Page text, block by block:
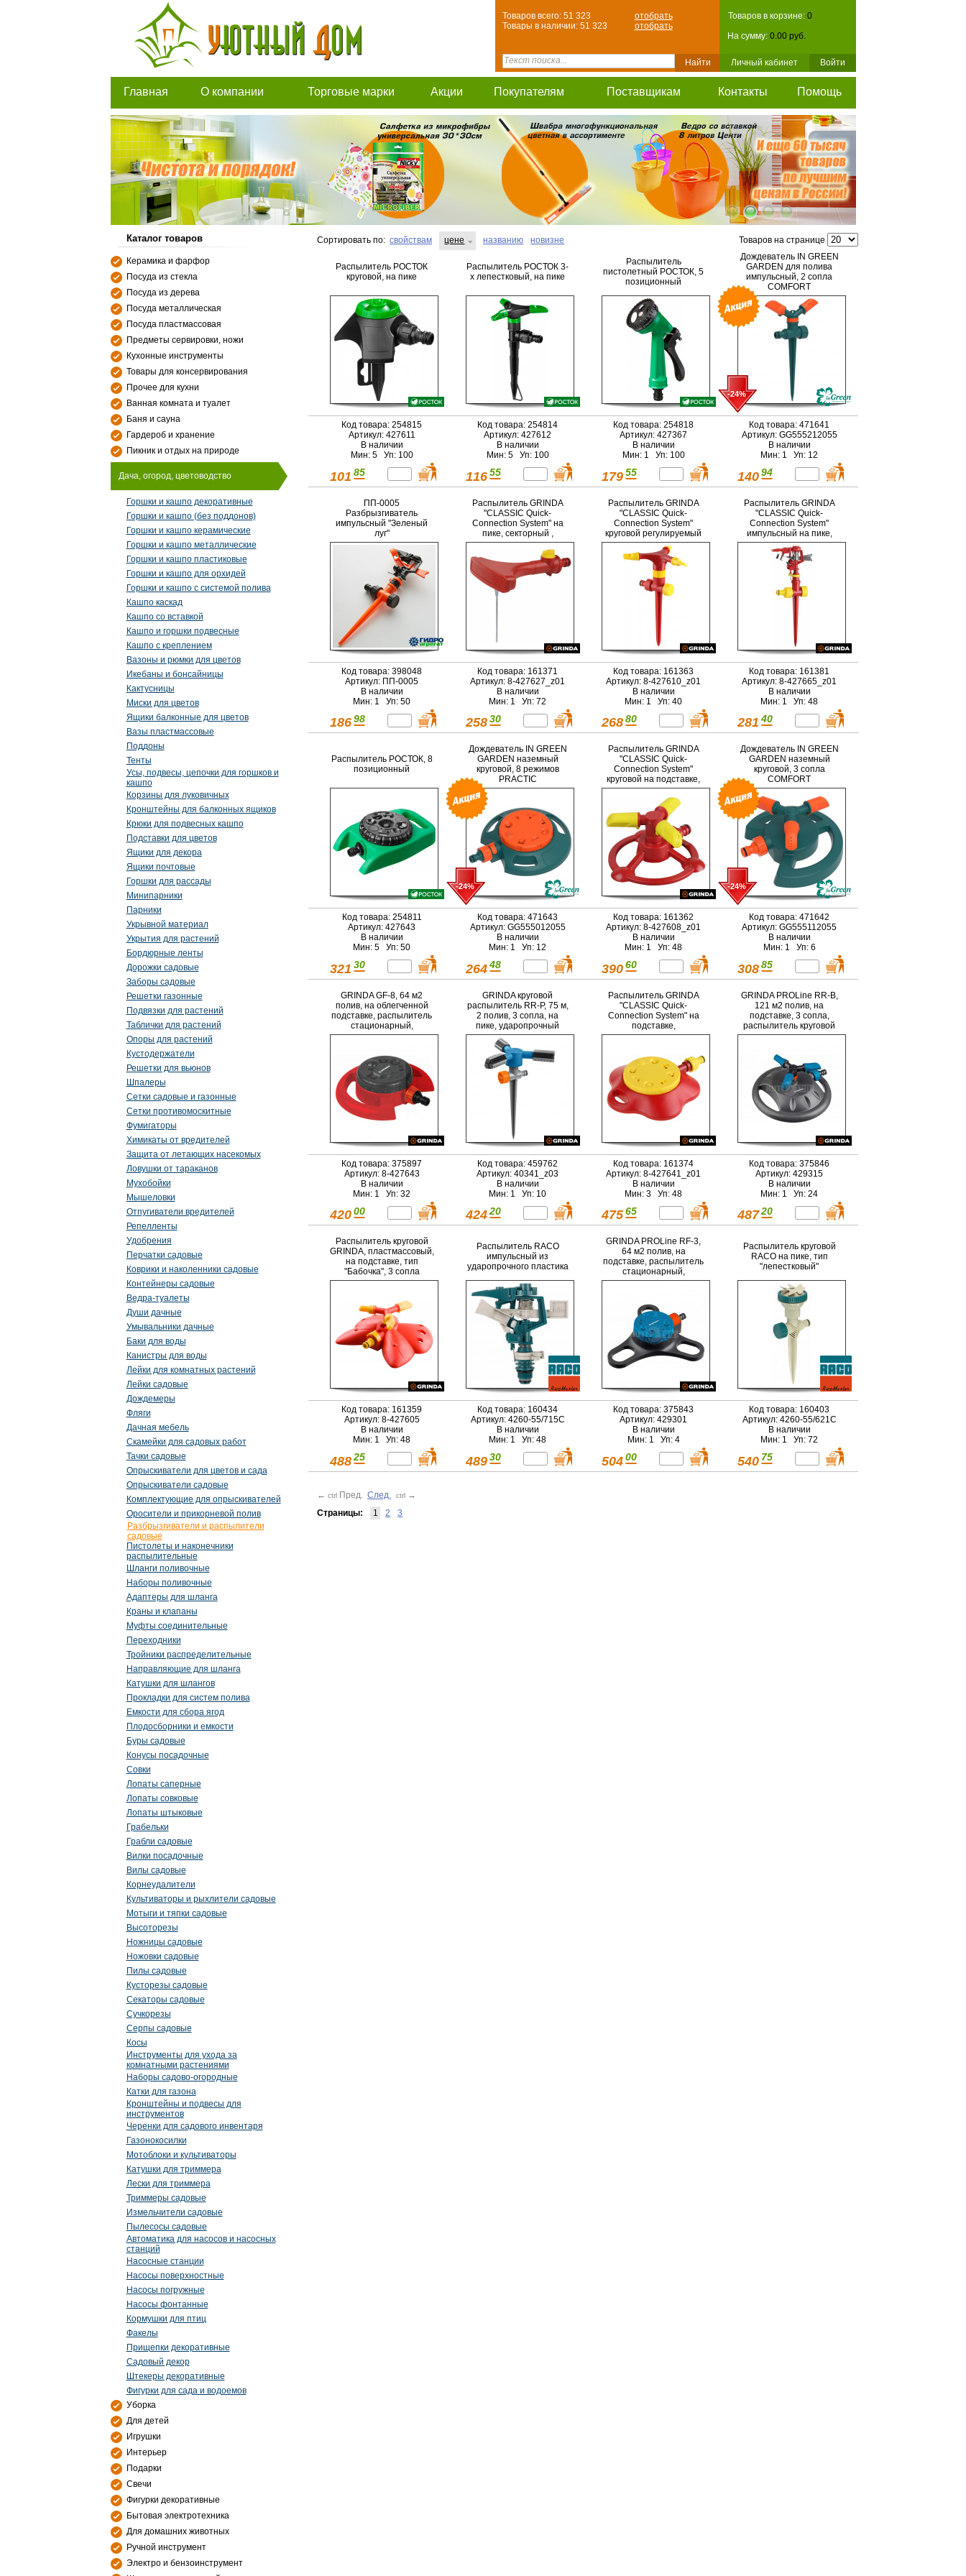
Товаров в корзине: 0
На сумму: 0.00 руб.
Личный кабинет Войти
Товаров всего: 51 323
отобрать
Товары в наличии: 51 323
отобрать
Главная О компании Торговые марки Акции Покупателям Поставщикам Контакты Помощь
Каталог товаров
Керамика и фарфор
Посуда из стекла
Посуда из дерева
Посуда металлическая
Посуда пластмассовая
Предметы сервировки, ножи
Кухонные инструменты
Товары для консервирования
Прочее для кухни
Ванная комната и туалет
Баня и сауна
Гардероб и хранение
Пикник и отдых на природе
Дача, огород, цветоводство
Горшки и кашпо декоративные
Горшки и кашпо (без поддонов)
Горшки и кашпо керамические
Горшки и кашпо металлические
Горшки и кашпо пластиковые
Горшки и кашпо для орхидей
Горшки и кашпо с системой полива
Кашпо каскад
Кашпо со вставкой
Кашпо и горшки подвесные
Кашпо с креплением
Вазоны и рюмки для цветов
Икебаны и бонсайницы
Кактусницы
Миски для цветов
Ящики балконные для цветов
Вазы пластмассовые
Поддоны
Тенты
Усы, подвесы, цепочки для горшков и
кашпо
Корзины для луковичных
Кронштейны для балконных ящиков
Крюки для подвесных кашпо
Подставки для цветов
Ящики для декора
Ящики почтовые
Горшки для рассады
Минипарники
Парники
Укрывной материал
Укрытия для растений
Бордюрные ленты
Дорожки садовые
Заборы садовые
Решетки газонные
Подвязки для растений
Таблички для растений
Опоры для растений
Кустодержатели
Решетки для вьюнов
Шпалеры
Сетки садовые и газонные
Сетки противомоскитные
Фумигаторы
Химикаты от вредителей
Защита от летающих насекомых
Ловушки от тараканов
Мухобойки
Мышеловки
Отпугиватели вредителей
Репелленты
Удобрения
Перчатки садовые
Коврики и наколенники садовые
Контейнеры садовые
Ведра-туалеты
Души дачные
Умывальники дачные
Баки для воды
Канистры для воды
Лейки для комнатных растений
Лейки садовые
Дождемеры
Фляги
Дачная мебель
Скамейки для садовых работ
Тачки садовые
Опрыскиватели для цветов и сада
Опрыскиватели садовые
Комплектующие для опрыскивателей
Оросители и прикорневой полив
Разбрызгиватели и распылители
садовые
Пистолеты и наконечники
распылительные
Шланги поливочные
Наборы поливочные
Адаптеры для шланга
Краны и клапаны
Муфты соединительные
Переходники
Тройники распределительные
Направляющие для шланга
Катушки для шлангов
Прокладки для систем полива
Емкости для сбора ягод
Плодосборники и емкости
Буры садовые
Конусы посадочные
Совки
Лопаты саперные
Лопаты совковые
Лопаты штыковые
Грабельки
Грабли садовые
Вилки посадочные
Вилы садовые
Корнеудалители
Культиваторы и рыхлители садовые
Мотыги и тяпки садовые
Высоторезы
Ножницы садовые
Ножовки садовые
Пилы садовые
Кусторезы садовые
Секаторы садовые
Сучкорезы
Серпы садовые
Косы
Инструменты для ухода за
комнатными растениями
Наборы садово-огородные
Катки для газона
Кронштейны и подвесы для
инструментов
Черенки для садового инвентаря
Газонокосилки
Мотоблоки и культиваторы
Катушки для триммера
Лески для триммера
Триммеры садовые
Измельчители садовые
Пылесосы садовые
Автоматика для насосов и насосных
станций
Насосные станции
Насосы поверхностные
Насосы погружные
Насосы фонтанные
Кормушки для птиц
Факелы
Прищепки декоративные
Садовый декор
Штекеры декоративные
Фигурки для сада и водоемов
Уборка
Для детей
Игрушки
Интерьер
Подарки
Свечи
Фигурки декоративные
Бытовая электротехника
Для домашних животных
Ручной инструмент
Электро и бензоинструмент
Сортировать по: свойствам цене названию новизне Товаров на странице
Распылитель РОСТОК
круговой, на пике
Код товара: 254815
Артикул: 427611
В наличии
Мин: 5 Уп: 100
101 85
Распылитель РОСТОК 3-
х лепестковый, на пике
Код товара: 254814
Артикул: 427612
В наличии
Мин: 5 Уп: 100
116 55
Распылитель
пистолетный РОСТОК, 5
позиционный
Код товара: 254818
Артикул: 427367
В наличии
Мин: 1 Уп: 100
179 55
Дождеватель IN GREEN
GARDEN для полива
импульсный, 2 сопла
COMFORT
-24%
Код товара: 471641
Артикул: GG555212055
В наличии
Мин: 1 Уп: 12
140 94
ПП-0005
Разбрызгиватель
импульсный "Зеленый
луг"
Код товара: 398048
Артикул: ПП-0005
В наличии
Мин: 1 Уп: 50
186 98
Распылитель GRINDA
"CLASSIC Quick-
Connection System" на
пике, секторный ,
пластмассовый
Код товара: 161371
Артикул: 8-427627_z01
В наличии
Мин: 1 Уп: 72
258 30
Распылитель GRINDA
"CLASSIC Quick-
Connection System"
круговой регулируемый
на пике, пластмассовый,
3 сопла
Код товара: 161363
Артикул: 8-427610_z01
В наличии
Мин: 1 Уп: 40
268 80
Распылитель GRINDA
"CLASSIC Quick-
Connection System"
импульсный на пике,
пластмассовый
Код товара: 161381
Артикул: 8-427665_z01
В наличии
Мин: 1 Уп: 48
281 40
Распылитель РОСТОК, 8
позиционный
Код товара: 254811
Артикул: 427643
В наличии
Мин: 5 Уп: 50
321 30
Дождеватель IN GREEN
GARDEN наземный
круговой, 8 режимов
PRACTIC
-24%
Код товара: 471643
Артикул: GG555012055
В наличии
Мин: 1 Уп: 12
264 48
Распылитель GRINDA
"CLASSIC Quick-
Connection System"
круговой на подставке,
пластмассовый, 3 сопла
Код товара: 161362
Артикул: 8-427608_z01
В наличии
Мин: 1 Уп: 48
390 60
Дождеватель IN GREEN
GARDEN наземный
круговой, 3 сопла
COMFORT
-24%
Код товара: 471642
Артикул: GG555112055
В наличии
Мин: 1 Уп: 6
308 85
GRINDA GF-8, 64 м2
полив, на облегченной
подставке, распылитель
стационарный,
пластиковый
Код товара: 375897
Артикул: 8-427643
В наличии
Мин: 1 Уп: 32
420 00
GRINDA круговой
распылитель RR-P, 75 м,
2 полив, 3 сопла, на
пике, ударопрочный
пластик (40341)
Код товара: 459762
Артикул: 40341_z03
В наличии
Мин: 1 Уп: 10
424 20
Распылитель GRINDA
"CLASSIC Quick-
Connection System" на
подставке,
пластмассовый, 8-ми
Код товара: 161374
Артикул: 8-427641_z01
В наличии
Мин: 3 Уп: 48
475 65
GRINDA PROLine RR-B,
121 м2 полив, на
подставке, 3 сопла,
распылитель круговой
Код товара: 375846
Артикул: 429315
В наличии
Мин: 1 Уп: 24
487 20
Распылитель круговой
GRINDA, пластмассовый,
на подставке, тип
"Бабочка", 3 сопла
Код товара: 161359
Артикул: 8-427605
В наличии
Мин: 1 Уп: 48
488 25
Распылитель RACO
импульсный из
ударопрочного пластика
Код товара: 160434
Артикул: 4260-55/715C
В наличии
Мин: 1 Уп: 48
489 30
GRINDA PROLine RF-3,
64 м2 полив, на
подставке, распылитель
стационарный,
пластиковый
Код товара: 375843
Артикул: 429301
В наличии
Мин: 1 Уп: 4
504 00
Распылитель круговой
RACO на пике, тип
"лепестковый"
Код товара: 160403
Артикул: 4260-55/621C
В наличии
Мин: 1 Уп: 72
540 75
← ctrl Пред. След. ctrl →
Страницы:
1 2 3